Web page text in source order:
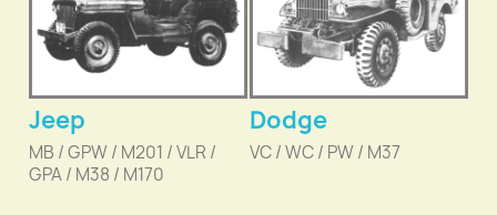
Jeep
MB / GPW / M201 / VLR /
GPA / M38 / M170
Dodge
VC / WC / PW / M37